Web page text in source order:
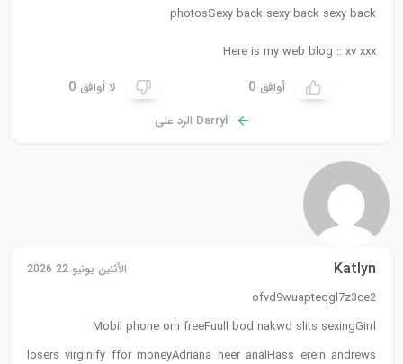
photosSexy back sexy back sexy back
Here is my web blog ::xv xxx
أوافق 0 لا أوافق 0
Darryl الرد على
Katlyn الأثنين يونيو 22 2026
ofvd9wuapteqgl7z3ce2
Mobil phone orn freeFuull bod nakwd slits sexingGirrl
losers virginify ffor moneyAdriana heer analHass erein andrews